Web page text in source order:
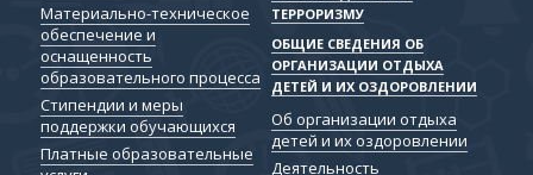
Материально-техническое
обеспечение и
оснащенность
образовательного процесса
Стипендии и меры
поддержки обучающихся
Платные образовательные
ТЕРРОРИЗМУ
ОБЩИЕ СВЕДЕНИЯ ОБ
ОРГАНИЗАЦИИ ОТДЫХА
ДЕТЕЙ И ИХ ОЗДОРОВЛЕНИИ
Об организации отдыха
детей и их оздоровлении
Деятельность